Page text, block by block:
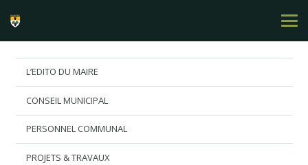
L’EDITO DU MAIRE
CONSEIL MUNICIPAL
PERSONNEL COMMUNAL
PROJETS & TRAVAUX